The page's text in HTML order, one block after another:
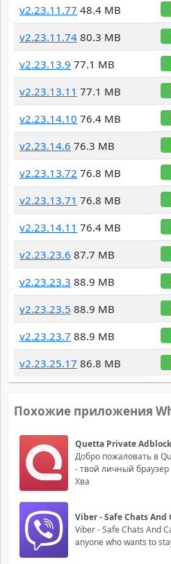
v2.23.11.77 48.4 MB
v2.23.11.74 80.3 MB
v2.23.13.9 77.1 MB
v2.23.13.11 77.1 MB
v2.23.14.10 76.4 MB
v2.23.14.6 76.3 MB
v2.23.13.72 76.8 MB
v2.23.13.71 76.8 MB
v2.23.14.11 76.4 MB
v2.23.23.6 87.7 MB
v2.23.23.3 88.9 MB
v2.23.23.5 88.9 MB
v2.23.23.7 88.9 MB
v2.23.25.17 86.8 MB
Похожие приложения
Quetta Private
Добро пожаловать в
- твой личный
Хва
Viber - Safe Chats And
Viber - Safe Chats And
anyone who wants to